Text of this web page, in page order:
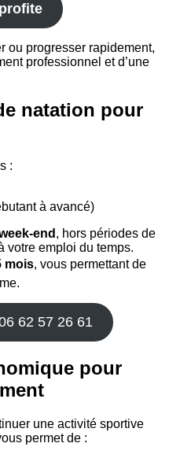
ou progresser rapidement,
professionnel et d’une
natation pour
:
à avancé)
end , hors périodes de
votre emploi du temps.
mois, vous permettant de
62 57 26 61
pour
une activité sportive
permet de :